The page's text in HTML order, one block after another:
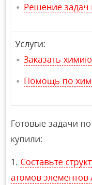
Решение задач
Услуги:
Заказать химию
Помощь по
Готовые задачи
купили:
Составьте
атомов элементов